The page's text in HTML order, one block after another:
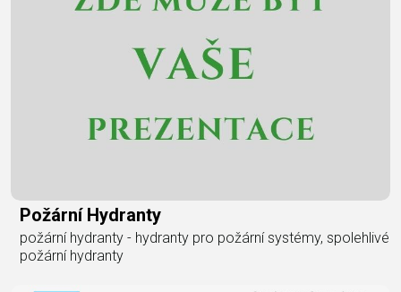
Požární Hydranty
požární hydranty - hydranty pro požární systémy, spolehlivé
požární hydranty